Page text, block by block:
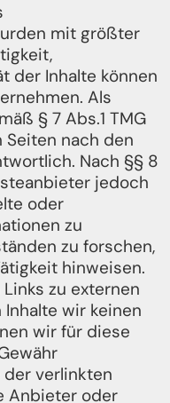
mit größter
der Inhalte können
Als
§ 7 Abs.1 TMG
Seiten nach den
Nach §§ 8
jedoch
oder
zu
zu forschen,
hinweisen.
zu externen
wir keinen
wir für diese
der verlinkten
Anbieter oder